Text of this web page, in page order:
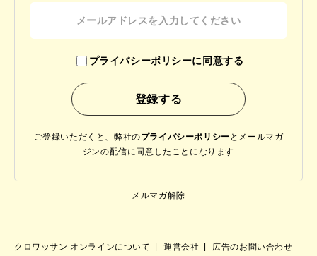
プライバシーポリシーに同意する
ご登録いただくと、弊社のプライバシーポリシー と メールマガ
ジンの配信に同意したことになります
メルマガ解除
クロワッサン オンラインについて 運営会社
広告のお問い合わせ